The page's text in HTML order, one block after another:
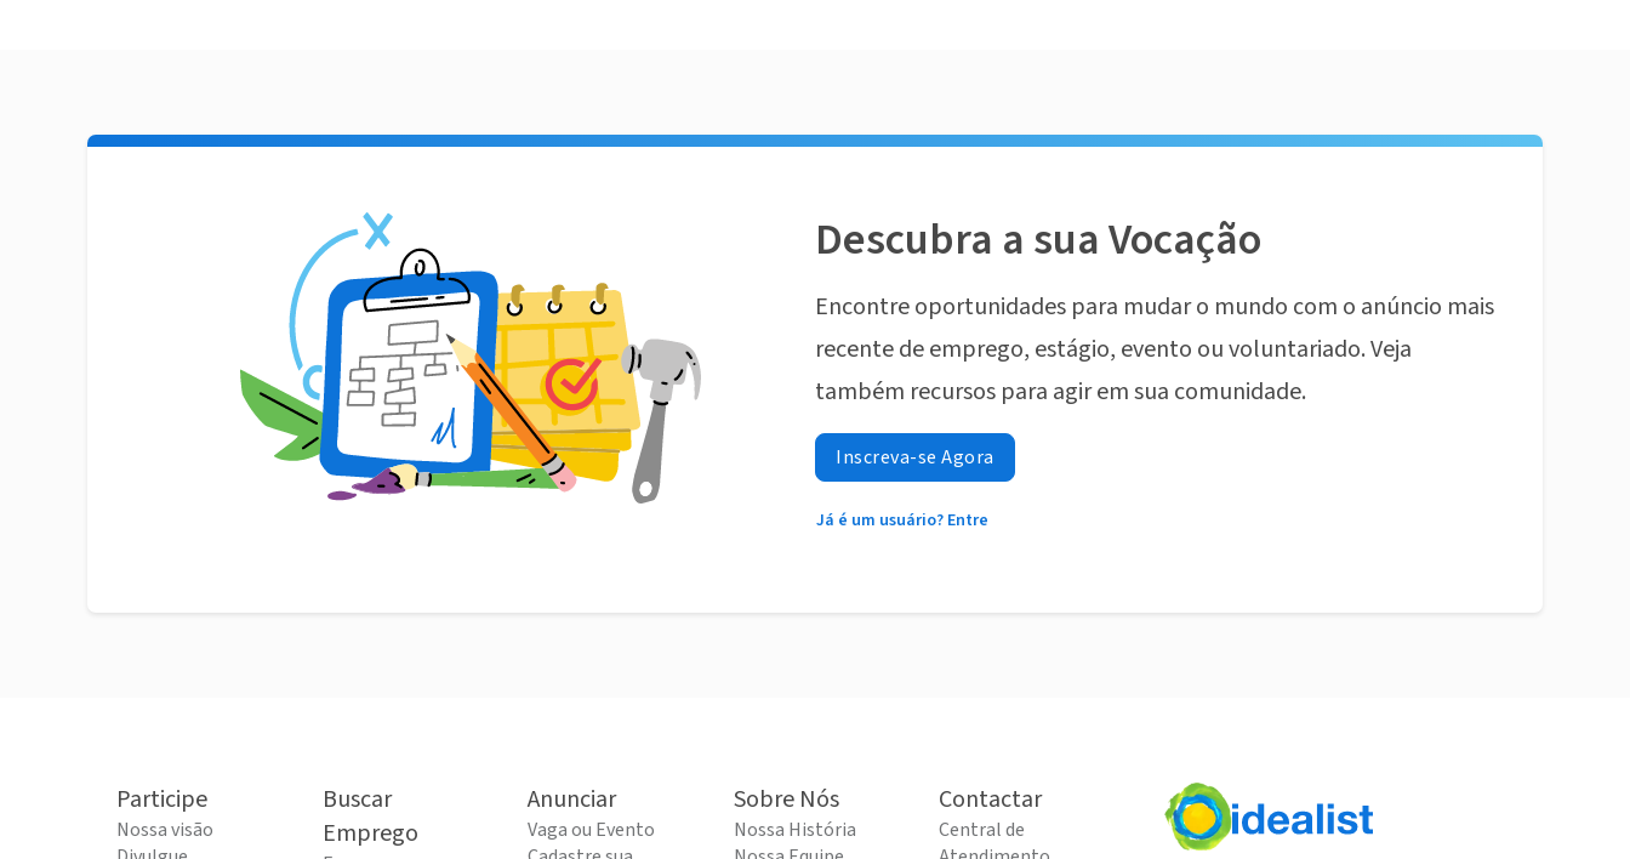
Descubra a sua Vocação
Encontre oportunidades para mudar o mundo com o anúncio mais
recente de emprego, estágio, evento ou voluntariado. Veja
também recursos para agir em sua comunidade.
Inscreva-se Agora
Já é um usuário? Entre
Participe
Nossa visão
Buscar
Emprego
Anunciar
Vaga ou Evento
Sobre Nós
Nossa História
Contactar
Central de